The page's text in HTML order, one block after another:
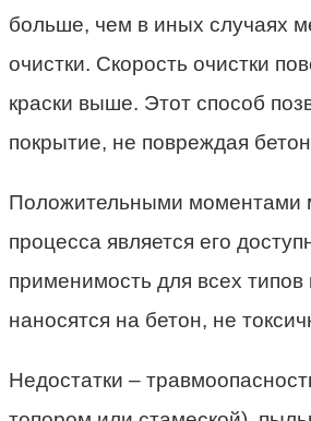
больше, чем в иных случаях
очистки. Скорость очистки
краски выше. Этот способ
покрытие, не повреждая
Положительными моментами
процесса является его
применимость для всех типов
наносятся на бетон, не
Недостатки –